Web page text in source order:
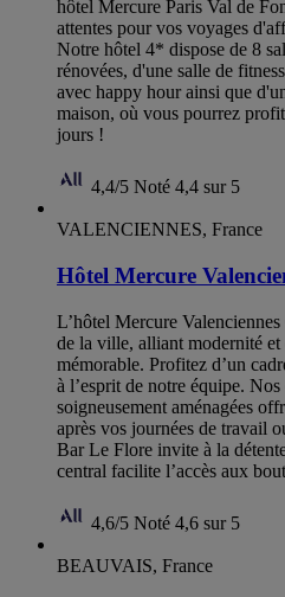
hôtel Mercure Paris Val de
attentes pour vos voyages
Notre hôtel 4* dispose de 8
rénovées, d'une salle de
avec happy hour ainsi que
maison, où vous pourrez
jours !
4,4/5 Noté 4,4 sur 5
VALENCIENNES, France
Hôtel Mercure
L’hôtel Mercure
de la ville, alliant modernité
mémorable. Profitez d’un
à l’esprit de notre équipe.
soigneusement aménagées
après vos journées de travail
Bar Le Flore invite à la
central facilite l’accès aux
4,6/5 Noté 4,6 sur 5
BEAUVAIS, France